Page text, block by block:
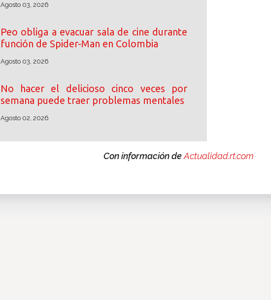
Agosto 03, 2026
Peo obliga a evacuar sala de cine durante
función de Spider-Man en Colombia
Agosto 03, 2026
No hacer el delicioso cinco veces por
semana puede traer problemas mentales
Agosto 02, 2026
Con información deActualidad.rt.com